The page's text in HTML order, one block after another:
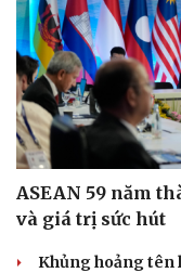
ASEAN 59 năm
và giá trị sức hút
Khủng hoảng tên